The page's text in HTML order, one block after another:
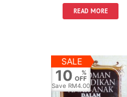
READ MORE
SALE
10
%
OFF
Save RM4.00